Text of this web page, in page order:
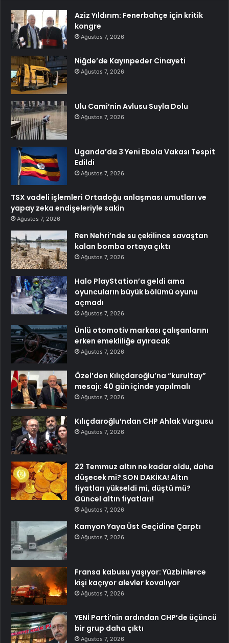
Aziz Yıldırım: Fenerbahçe için kritik
kongre
Ağustos 7, 2026
Niğde’de Kayınpeder Cinayeti
Ağustos 7, 2026
Ulu Cami’nin Avlusu Suyla Dolu
Ağustos 7, 2026
Uganda’da 3 Yeni Ebola Vakası Tespit
Edildi
Ağustos 7, 2026
TSX vadeli işlemleri Ortadoğu anlaşması umutları ve
yapay zeka endişeleriyle sakin
Ağustos 7, 2026
Ren Nehri’nde su çekilince savaştan
kalan bomba ortaya çıktı
Ağustos 7, 2026
Halo PlayStation’a geldi ama
oyuncuların büyük bölümü oyunu
açmadı
Ağustos 7, 2026
Ünlü otomotiv markası çalışanlarını
erken emekliliğe ayıracak
Ağustos 7, 2026
Özel’den Kılıçdaroğlu’na “kurultay”
mesajı: 40 gün içinde yapılmalı
Ağustos 7, 2026
Kılıçdaroğlu’ndan CHP Ahlak Vurgusu
Ağustos 7, 2026
22 Temmuz altın ne kadar oldu, daha
düşecek mi? SON DAKİKA! Altın
fiyatları yükseldi mi, düştü mü?
Güncel altın fiyatları!
Ağustos 7, 2026
Kamyon Yaya Üst Geçidine Çarptı
Ağustos 7, 2026
Fransa kabusu yaşıyor: Yüzbinlerce
kişi kaçıyor alevler kovalıyor
Ağustos 7, 2026
YENİ Parti’nin ardından CHP’de üçüncü
bir grup daha çıktı
Ağustos 7, 2026